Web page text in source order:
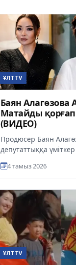
ҰЛТ TV
Баян Алагөзова
Матайды қорғап
(ВИДЕО)
Продюсер Баян
депутаттыққа
тележүргізуші Аша
қатысты қоғамда...
4 тамыз 2026
ҰЛТ TV